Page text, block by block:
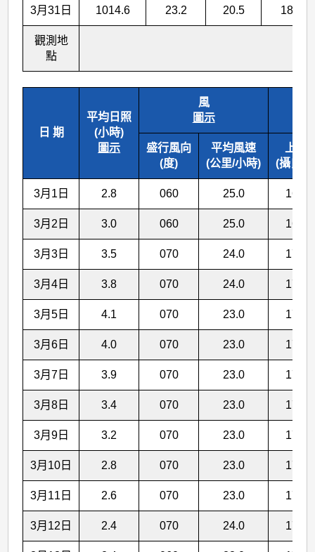
3月31日 1014.6 23.2 20.5 18.5
觀測地
點
日 期
平均日照
(小時)
圖示
風
圖示
盛行風向
(度)
平均風速
(公里/小時)
上午
(攝氏度
3月1日 2.8 060 25.0 16.8
3月2日 3.0 060 25.0 16.9
3月3日 3.5 070 24.0 17.0
3月4日 3.8 070 24.0 17.0
3月5日 4.1 070 23.0 17.1
3月6日 4.0 070 23.0 17.1
3月7日 3.9 070 23.0 17.2
3月8日 3.4 070 23.0 17.2
3月9日 3.2 070 23.0 17.3
3月10日 2.8 070 23.0 17.4
3月11日 2.6 070 23.0 17.5
3月12日 2.4 070 24.0 17.6